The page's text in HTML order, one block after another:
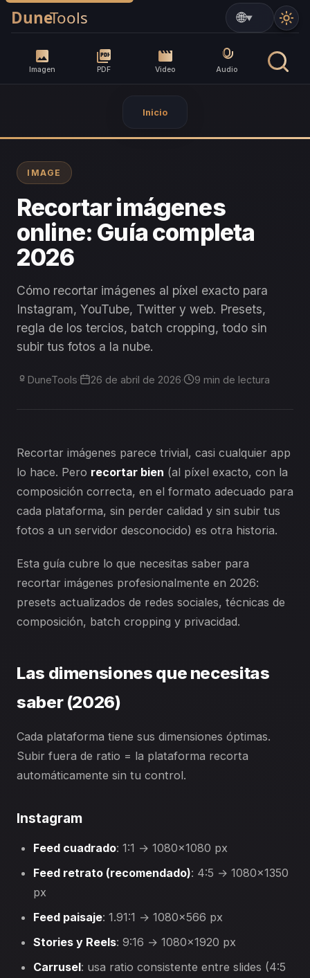
Imagen PDF Video Audio
▼
Inicio
IMAGE
Recortar imágenes
online: Guía completa
2026
Cómo recortar imágenes al píxel exacto para
Instagram, YouTube, Twitter y web. Presets,
regla de los tercios, batch cropping, todo sin
subir tus fotos a la nube.
DuneTools· 26 de abril de 2026· 9 min de lectura
Recortar imágenes parece trivial, casi cualquier app
lo hace. Pero recortar bien (al píxel exacto, con la
composición correcta, en el formato adecuado para
cada plataforma, sin perder calidad y sin subir tus
fotos a un servidor desconocido) es otra historia.
Esta guía cubre lo que necesitas saber para
recortar imágenes profesionalmente en 2026:
presets actualizados de redes sociales, técnicas de
composición, batch cropping y privacidad.
Las dimensiones que necesitas
saber (2026)
Cada plataforma tiene sus dimensiones óptimas.
Subir fuera de ratio = la plataforma recorta
automáticamente sin tu control.
Instagram
Feed cuadrado: 1:1 → 1080×1080 px
Feed retrato (recomendado): 4:5 → 1080×1350
px
Feed paisaje: 1.91:1 → 1080×566 px
Stories y Reels: 9:16 → 1080×1920 px
Carrusel: usa ratio consistente entre slides (4:5